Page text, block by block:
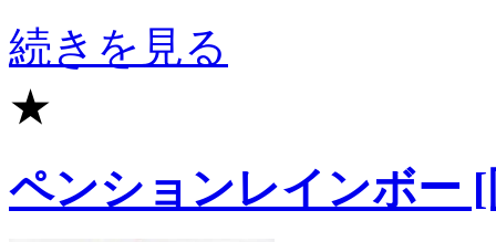
続きを見る
★
ペンションレインボー